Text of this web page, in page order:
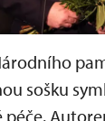
sošku